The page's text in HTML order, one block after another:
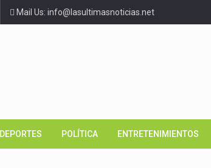
Mail Us: info@lasultimasnoticias.net
DEPORTES POLÍTICA ENTRETENIMIENTOS